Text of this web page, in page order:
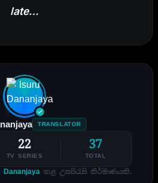
late…
TRANSLATOR
22
TV SERIES
37
TOTAL
Dananjayaකළ උපසිරැසි නිර්මාණයකි.